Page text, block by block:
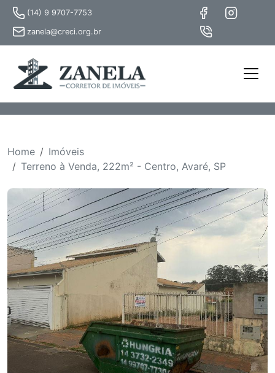
(14) 9 9707-7753
zanela@creci.org.br
Home
Imóveis
Terreno à Venda, 222m² - Centro, Avaré, SP